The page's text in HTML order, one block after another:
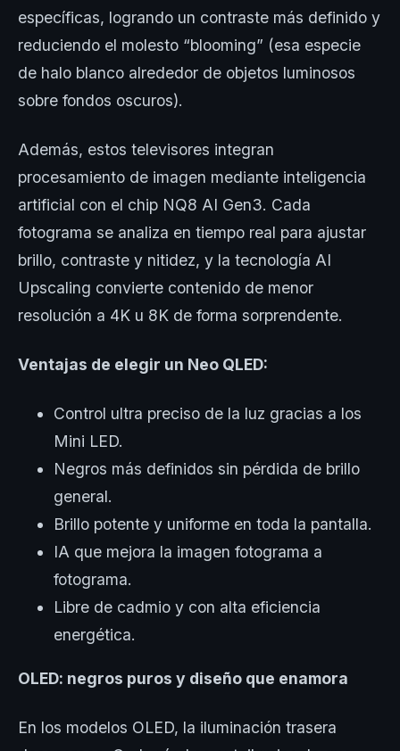
específicas, logrando un contraste más definido y
reduciendo el molesto “blooming” (esa especie
de halo blanco alrededor de objetos luminosos
sobre fondos oscuros).
Además, estos televisores integran
procesamiento de imagen mediante inteligencia
artificial con el chip NQ8 AI Gen3. Cada
fotograma se analiza en tiempo real para ajustar
brillo, contraste y nitidez, y la tecnología AI
Upscaling convierte contenido de menor
resolución a 4K u 8K de forma sorprendente.
Ventajas de elegir un Neo QLED:
Control ultra preciso de la luz gracias a los
Mini LED.
Negros más definidos sin pérdida de brillo
general.
Brillo potente y uniforme en toda la pantalla.
IA que mejora la imagen fotograma a
fotograma.
Libre de cadmio y con alta eficiencia
energética.
OLED: negros puros y diseño que enamora
En los modelos OLED, la iluminación trasera